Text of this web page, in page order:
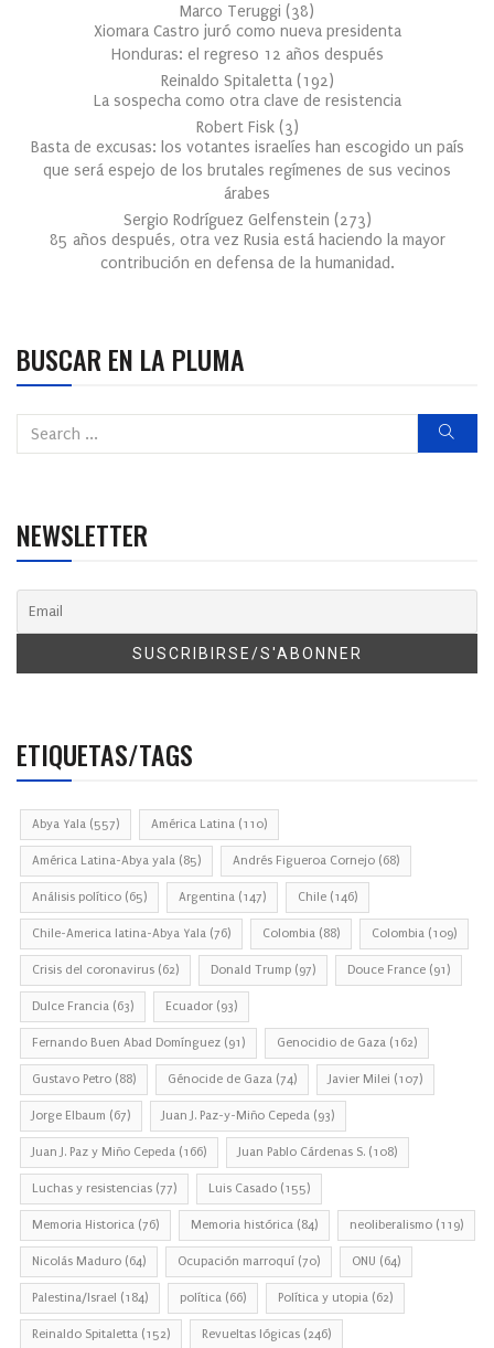
Marco Teruggi (38)
Xiomara Castro juró como nueva presidenta
Honduras: el regreso 12 años después
Reinaldo Spitaletta (192)
La sospecha como otra clave de resistencia
Robert Fisk (3)
Basta de excusas: los votantes israelíes han escogido un país
que será espejo de los brutales regímenes de sus vecinos
árabes
Sergio Rodríguez Gelfenstein (273)
85 años después, otra vez Rusia está haciendo la mayor
contribución en defensa de la humanidad.
BUSCAR EN LA PLUMA
NEWSLETTER
ETIQUETAS/TAGS
Abya Yala (557) América Latina (110)
América Latina-Abya yala (85) Andrés Figueroa Cornejo (68)
Análisis político (65) Argentina (147) Chile (146)
Chile-America latina-Abya Yala (76) Colombia (88) Colombia (109)
Crisis del coronavirus (62) Donald Trump (97) Douce France (91)
Dulce Francia (63) Ecuador (93)
Fernando Buen Abad Domínguez (91) Genocidio de Gaza (162)
Gustavo Petro (88) Génocide de Gaza (74) Javier Milei (107)
Jorge Elbaum (67) Juan J. Paz-y-Miño Cepeda (93)
Juan J. Paz y Miño Cepeda (166) Juan Pablo Cárdenas S. (108)
Luchas y resistencias (77) Luis Casado (155)
Memoria Historica (76) Memoria histórica (84) neoliberalismo (119)
Nicolás Maduro (64) Ocupación marroquí (70) ONU (64)
Palestina/Israel (184) política (66) Política y utopia (62)
Reinaldo Spitaletta (152) Revueltas lógicas (246)